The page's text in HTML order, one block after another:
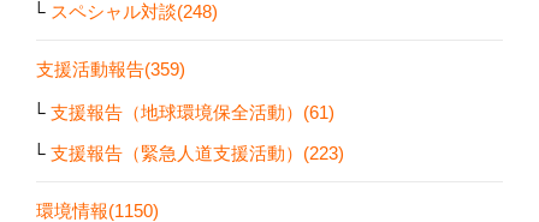
スペシャル対談(248)
支援活動報告(359)
支援報告（地球環境保全活動）(61)
支援報告（緊急人道支援活動）(223)
環境情報(1150)